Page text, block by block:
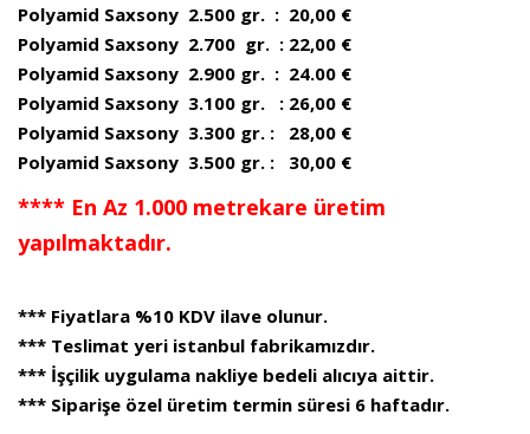
Polyamid Saxsony 2.500 gr. : 20,00 €
Polyamid Saxsony 2.700 gr. : 22,00 €
Polyamid Saxsony 2.900 gr. : 24.00 €
Polyamid Saxsony 3.100 gr. : 26,00 €
Polyamid Saxsony 3.300 gr. : 28,00 €
Polyamid Saxsony 3.500 gr. : 30,00 €
**** En Az 1.000 metrekare üretim
yapılmaktadır.
*** Fiyatlara %10 KDV ilave olunur.
*** Teslimat yeri istanbul fabrikamızdır.
*** İşçilik uygulama nakliye bedeli alıcıya aittir.
*** Siparişe özel üretim termin süresi 6 haftadır.